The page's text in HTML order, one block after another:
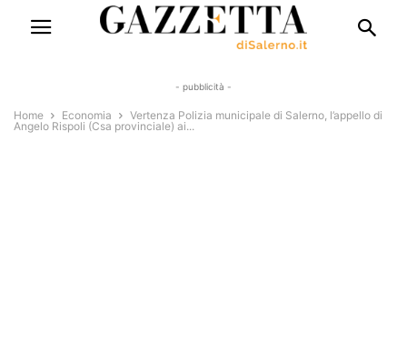
- pubblicità -
Home Economia
Vertenza Polizia municipale di Salerno, l’appello di
Angelo Rispoli (Csa provinciale) ai...